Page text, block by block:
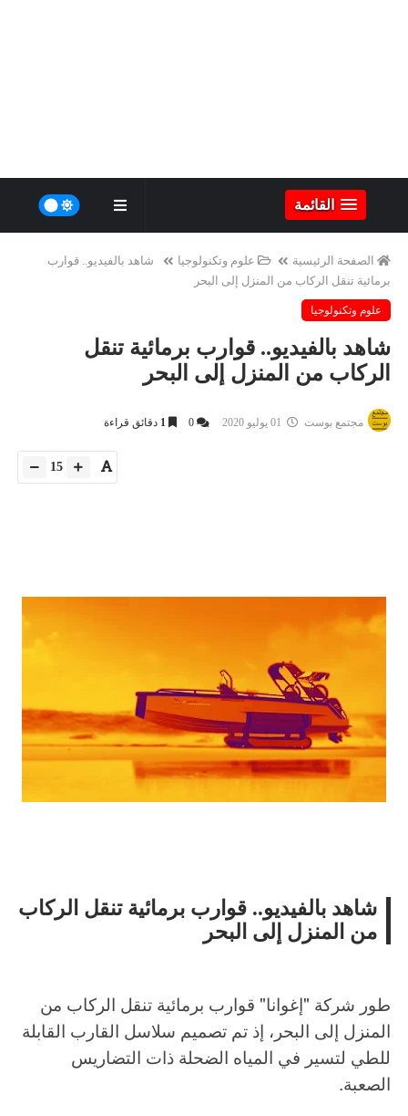
أسرة
11 يوليو 2026
مصيدة الشاشات.. لما التكنولوجيا تسحب
أسرة
مصيدة
القائمة
الصفحة الرئيسية علوم وتكنولوجيا
شاهد بالفيديو.. قوارب
برمائية تنقل الركاب من المنزل إلى البحر
علوم وتكنولوجيا
شاهد بالفيديو.. قوارب برمائية تنقل
الركاب من المنزل إلى البحر
مجتمع بوست 0
1 دقائق قراءة
15
شاهد بالفيديو.. قوارب برمائية تنقل الركاب
من المنزل إلى البحر
طور شركة "إغوانا" قوارب برمائية تنقل الركاب من
المنزل إلى البحر، إذ تم تصميم سلاسل القارب القابلة
للطي لتسير في المياه الضحلة ذات التضاريس
الصعبة.